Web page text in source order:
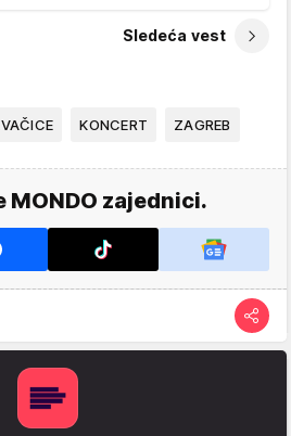
Sledeća vest
KONCERT ZAGREB
MONDO zajednici.